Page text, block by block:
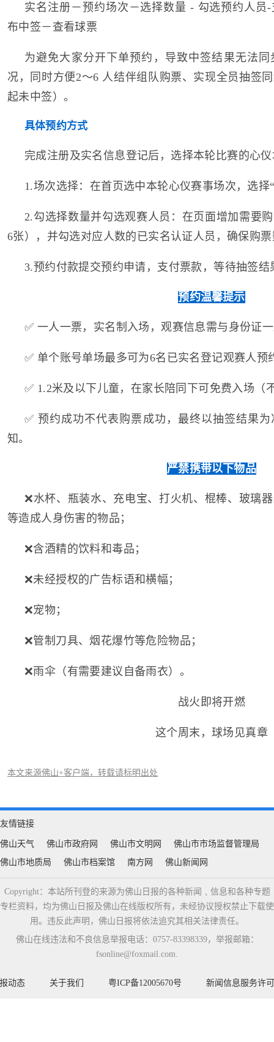
实名注册－预约场次－选择数量 - 勾选预约人员
布中签－查看球票
为避免大家分开下单预约，导致中签结果无法
况，同时方便2～6 人结伴组队购票、实现全员抽签
起未中签）。
具体预约方式
完成注册及实名信息登记后，选择本轮比赛的心
1.场次选择：在首页选中本轮心仪赛事场次，选择
2.勾选择数量并勾选观赛人员：在页面增加需要
6张），并勾选对应人数的已实名认证人员，确保购
3.预约付款提交预约申请，支付票款，等待抽签结
预约温馨提示
✅ 一人一票，实名制入场，观赛信息需与身份证
✅ 单个账号单场最多可为6名已实名登记观赛人预
✅ 1.2米及以下儿童，在家长陪同下可免费入场（
✅ 预约成功不代表购票成功，最终以抽签结果
知。
严禁携带以下物品
❌水杯、瓶装水、充电宝、打火机、棍棒、玻璃
等造成人身伤害的物品；
❌含酒精的饮料和毒品；
❌未经授权的广告标语和横幅；
❌宠物；
❌管制刀具、烟花爆竹等危险物品；
❌雨伞（有需要建议自备雨衣）。
战火即将开燃
这个周末，球场见真章
本文来源佛山+客户端，转载请标明出处
友情链接
佛山天气 佛山市政府网 佛山市文明网
佛山市市场监督管理局
佛山市地质局
佛山市档案馆 南方网 佛山新闻网
Copyright：本站所刊登的来源为佛山日报的各种新闻﹑信息和各种专题
专栏资料，均为佛山日报及佛山在线版权所有，未经协议授权禁止下载使
用。违反此声明，佛山日报将依法追究其相关法律责任。
佛山在线违法和不良信息举报电话：0757-83398339，举报邮箱：
fsonline@foxmail.com.
动态 关于我们 粤ICP备12005670号 新闻信息服务许